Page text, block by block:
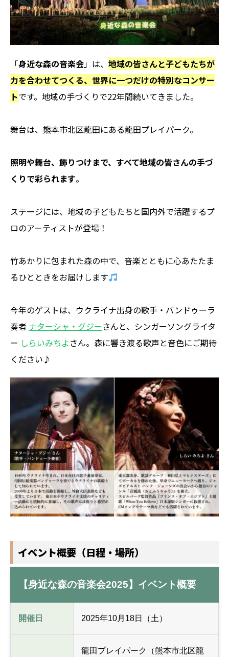
「身近な森の音楽会」は、 地域の皆さんと子どもたちが
力を合わせてつくる、世界に一つだけの特別なコンサー
トです。地域の手づくりで22年間続いてきました。
舞台は、熊本市北区龍田にある龍田プレイパーク。
照明や舞台、飾りつけまで、すべて地域の皆さんの手づ
くりで彩られます。
ステージには、地域の子どもたちと国内外で活躍するプ
ロのアーティストが登場！
竹あかりに包まれた森の中で、音楽とともに心あたたま
るひとときをお届けします
今年のゲストは、ウクライナ出身の歌手・バンドゥーラ
奏者 ナターシャ・グジーさんと、シンガーソングライタ
ー しらいみちよさん。森に響き渡る歌声と音色にご期待
ください♪
イベント概要（日程・場所）
【身近な森の音楽会2025】イベント概要
開催日 2025年10月18日（土）
龍田プレイパーク（熊本市北区龍